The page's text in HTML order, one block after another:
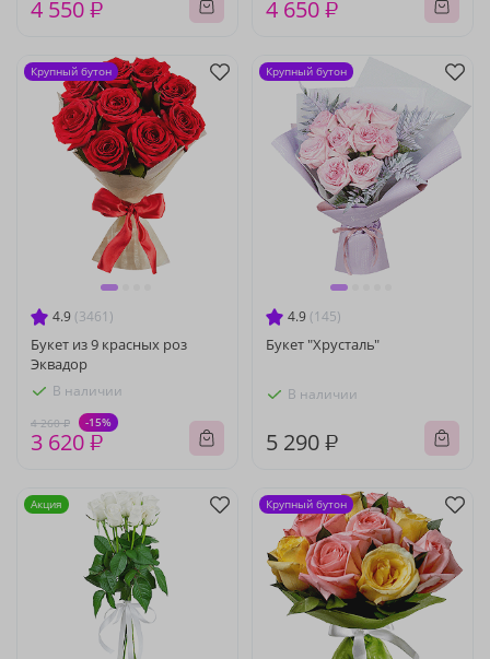
4 550 ₽ 4 650 ₽
4.9 (3461)
Букет из 9 красных роз
Эквадор
В наличии
4 260 ₽ -15%
3 620 ₽
Крупный бутон
4.9 (145)
Букет "Хрусталь"
В наличии
5 290 ₽
Крупный бутон
Акция Крупный бутон